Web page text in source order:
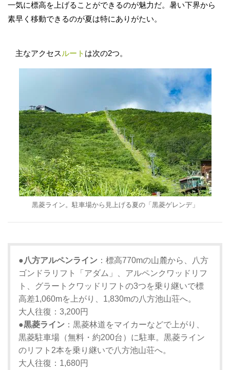
一気に標高を上げることができるのが魅力だ。暑い下界から
素早く移動できるのが夏は特にありがたい。
主なアクセス ルート は次の2つ。
黒菱ライン。駐車場から見上げる夏の「黒菱ゲレンデ」
●八方アルペンライン ：標高770mの山麓から、八方
ゴンドラリフト「アダム」、アルペンクワッドリフ
ト、グラートクワッドリフトの3つを乗り継いで標
高差1,060mを上がり、1,830mの八方池山荘へ。
大人往復：3,200円
●黒菱ライン ：黒菱林道をマイカーなどで上がり、
黒菱駐車場（無料・約200台）に駐車。黒菱ライン
のリフト2本を乗り継いで八方池山荘へ。
大人往復：1,680円